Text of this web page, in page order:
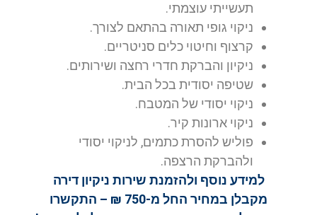
תעשייתי עוצמתי.
ניקוי גופי תאורה בהתאם לצורך.
קרצוף וחיטוי כלים סניטריים.
ניקיון והברקת חדרי רחצה ושירותים.
שטיפה יסודית בכל הבית.
ניקוי יסודי של המטבח.
ניקוי ארונות קיר.
פוליש להסרת כתמים, לניקוי יסודי
ולהברקת הרצפה.
למידע נוסף ולהזמנת שירות ניקיון דירה
מקבלן במחיר החל מ-750 ₪ – התקשרו